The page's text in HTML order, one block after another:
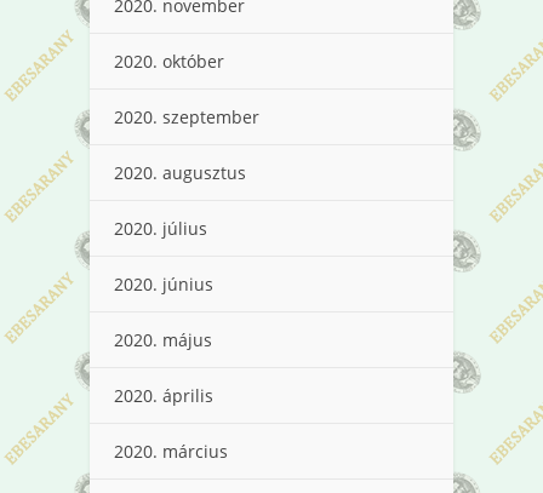
2020. november
2020. október
2020. szeptember
2020. augusztus
2020. július
2020. június
2020. május
2020. április
2020. március